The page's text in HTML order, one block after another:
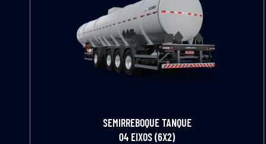
SEMIRREBOQUE TANQUE
04 EIXOS (6X2)